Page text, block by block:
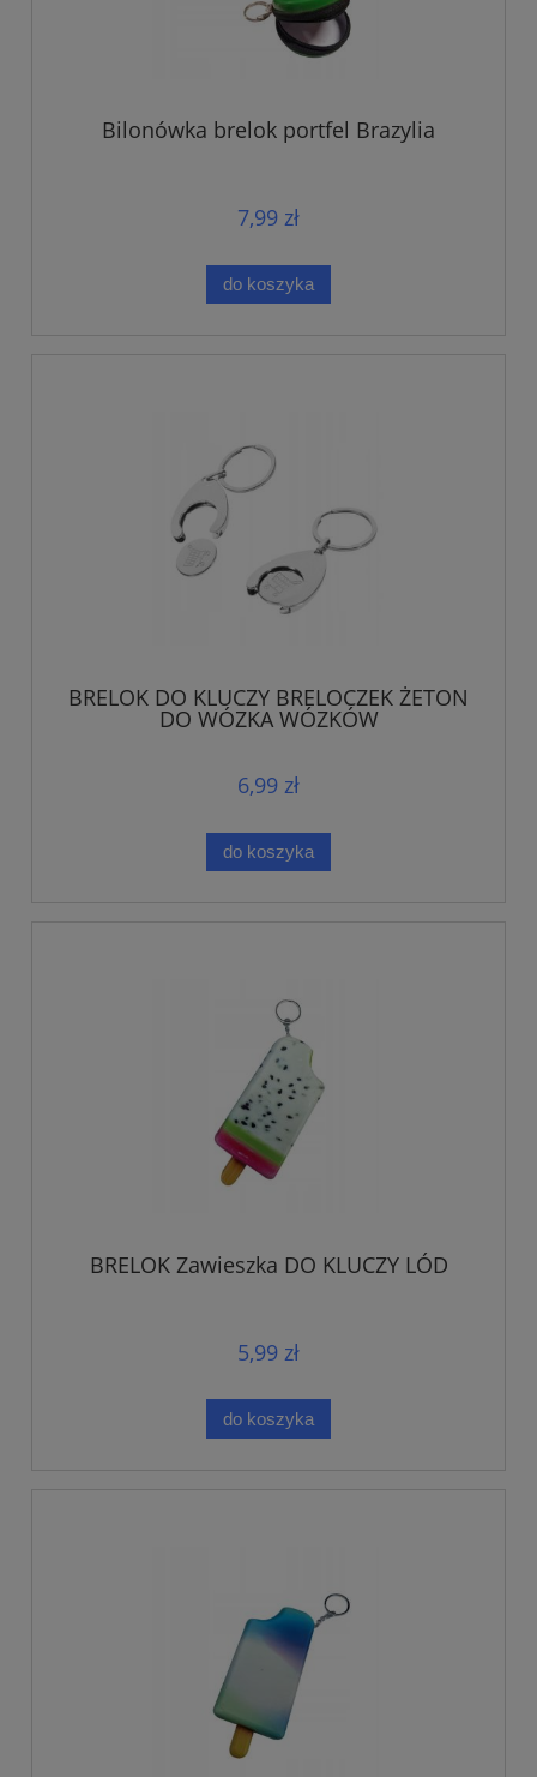
Bilonówka brelok portfel Brazylia
7,99 zł
do koszyka
BRELOK DO KLUCZY BRELOCZEK ŻETON
DO WÓZKA WÓZKÓW
6,99 zł
do koszyka
BRELOK Zawieszka DO KLUCZY LÓD
5,99 zł
do koszyka